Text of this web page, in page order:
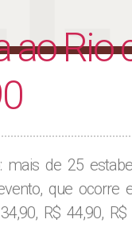
ao Rio
de 25
que ocorre
R$ 44,90,